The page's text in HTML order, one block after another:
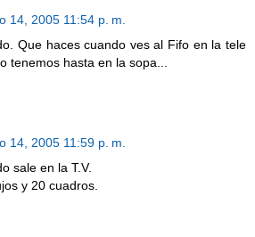
14, 2005 11:54 p. m.
Que haces cuando ves al Fifo en la tele
tenemos hasta en la sopa...
14, 2005 11:59 p. m.
sale en la T.V.
y 20 cuadros.